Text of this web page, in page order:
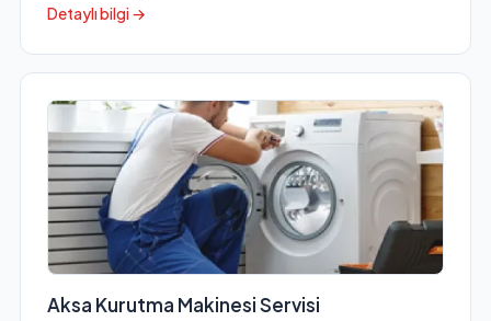
Detaylı bilgi →
Aksa Kurutma Makinesi Servisi